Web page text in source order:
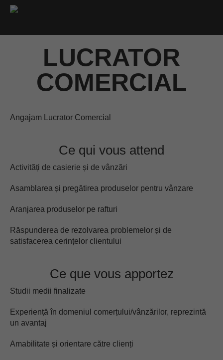
LUCRATOR
COMERCIAL
Angajam Lucrator Comercial
Ce qui vous attend
Activități de casierie și de vânzări
Asamblarea și pregătirea produselor pentru vânzare
Aranjarea produselor pe rafturi
Răspunderea de rezolvarea problemelor și de
satisfacerea cerințelor clientului
Ce que vous apportez
Studii medii finalizate
Experiență în domeniul comerțului/vânzărilor, reprezintă
un avantaj
Amabilitate și orientare către clienți